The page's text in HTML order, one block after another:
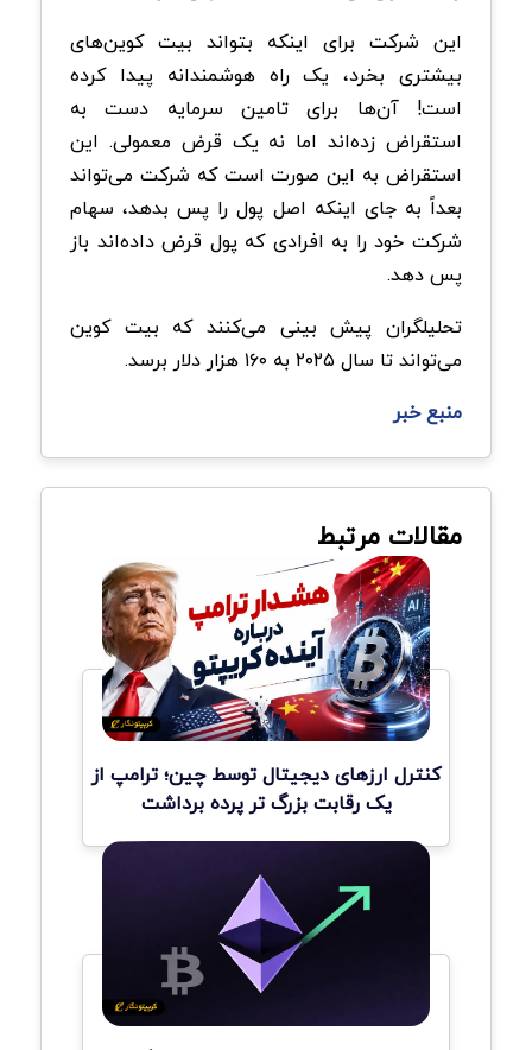
این شرکت برای اینکه بتواند بیت کوین‌های
بیشتری بخرد، یک راه هوشمندانه پیدا کرده
است! آن‌ها برای تامین سرمایه دست به
استقراض زده‌اند اما نه یک قرض معمولی. این
استقراض به این صورت است که شرکت می‌تواند
بعداً به‌ جای اینکه اصل پول را پس بدهد، سهام
شرکت خود را به افرادی که پول قرض داده‌اند باز
پس دهد.
تحلیلگران پیش‌ بینی می‌کنند که بیت کوین
می‌تواند تا سال ۲۰۲۵ به ۱۶۰ هزار دلار برسد.
منبع خبر
مقالات مرتبط
کنترل ارزهای دیجیتال توسط چین؛ ترامپ از
یک رقابت بزرگ تر پرده برداشت